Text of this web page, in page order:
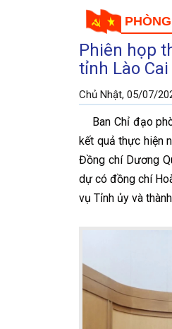
Phiên họp
tỉnh Lào Cai
Chủ Nhật, 05/07/
Ban Chỉ đạo
kết quả thực hiện
Đồng chí Dương
dự có đồng chí
vụ Tỉnh ủy và